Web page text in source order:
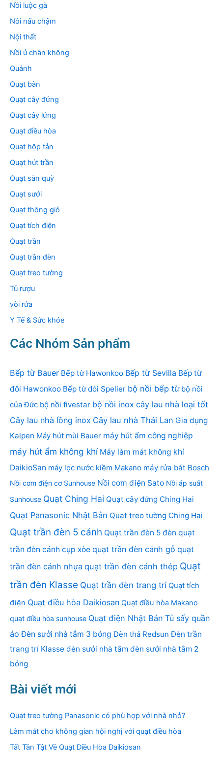
Nồi luộc gà
Nồi nấu chậm
Nội thất
Nồi ủ chân không
Quánh
Quạt bàn
Quạt cây đứng
Quạt cây lửng
Quạt điều hòa
Quạt hộp tản
Quạt hút trần
Quạt sàn quỳ
Quạt sưởi
Quạt thông gió
Quạt tích điện
Quạt trần
Quạt trần đèn
Quạt treo tường
Tủ rượu
vòi rửa
Y Tế & Sức khỏe
Các Nhóm Sản phẩm
Bếp từ Bauer Bếp từ Hawonkoo Bếp từ Sevilla Bếp từ
đôi Hawonkoo Bếp từ đôi Spelier bộ nồi bếp từ bộ nồi
của Đức bộ nồi fivestar bộ nồi inox cây lau nhà loại tốt
Cây lau nhà lồng inox Cây lau nhà Thái Lan Gia dụng
Kalpen Máy hút mùi Bauer máy hút ẩm công nghiệp
máy hút ẩm không khí Máy làm mát không khí
DaikioSan máy lọc nước kiềm Makano máy rửa bát Bosch
Nồi cơm điện cơ Sunhouse Nồi cơm điện Sato Nồi áp suất
Sunhouse Quạt Ching Hai Quạt cây đứng Ching Hai
Quạt Panasonic Nhật Bản Quạt treo tường Ching Hai
Quạt trần đèn 5 cánh Quạt trần đèn 5 đèn quạt
trần đèn cánh cụp xòe quạt trần đèn cánh gỗ quạt
trần đèn cánh nhựa quạt trần đèn cánh thép Quạt
trần đèn Klasse Quạt trần đèn trang trí Quạt tích
điện Quạt điều hòa Daikiosan Quạt điều hòa Makano
quạt điều hòa sunhouse Quạt điện Nhật Bản Tủ sấy quần
áo Đèn sưởi nhà tắm 3 bóng Đèn thả Redsun Đèn trần
trang trí Klasse đèn sưởi nhà tắm đèn sưởi nhà tắm 2
bóng
Bài viết mới
Quạt treo tường Panasonic có phù hợp với nhà nhỏ?
Làm mát cho không gian hội nghị với quạt điều hòa
Tất Tần Tật Về Quạt Điều Hòa Daikiosan